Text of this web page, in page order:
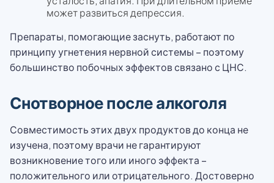
может развиться депрессия.
Препараты, помогающие заснуть, работают по
принципу угнетения нервной системы – поэтому
большинство побочных эффектов связано с ЦНС.
Снотворное после алкоголя
Совместимость этих двух продуктов до конца не
изучена, поэтому врачи не гарантируют
возникновение того или иного эффекта –
положительного или отрицательного. Достоверно